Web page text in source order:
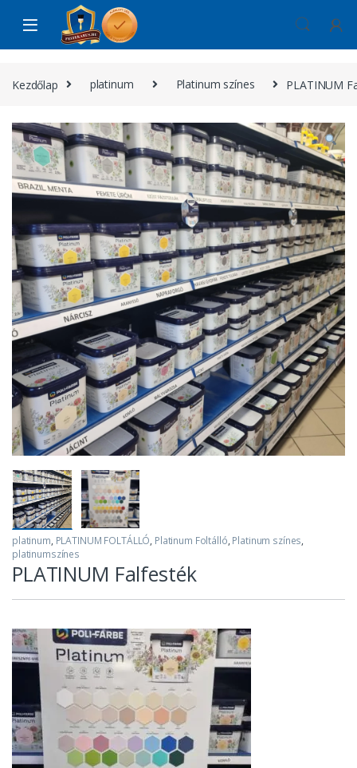
Skip to navigation
Skip to content
Kezdőlap platinum Platinum színes PLATINUM
platinum, PLATINUM FOLTÁLLÓ, Platinum Foltálló, Platinum színes,
platinumszínes
PLATINUM Falfesték